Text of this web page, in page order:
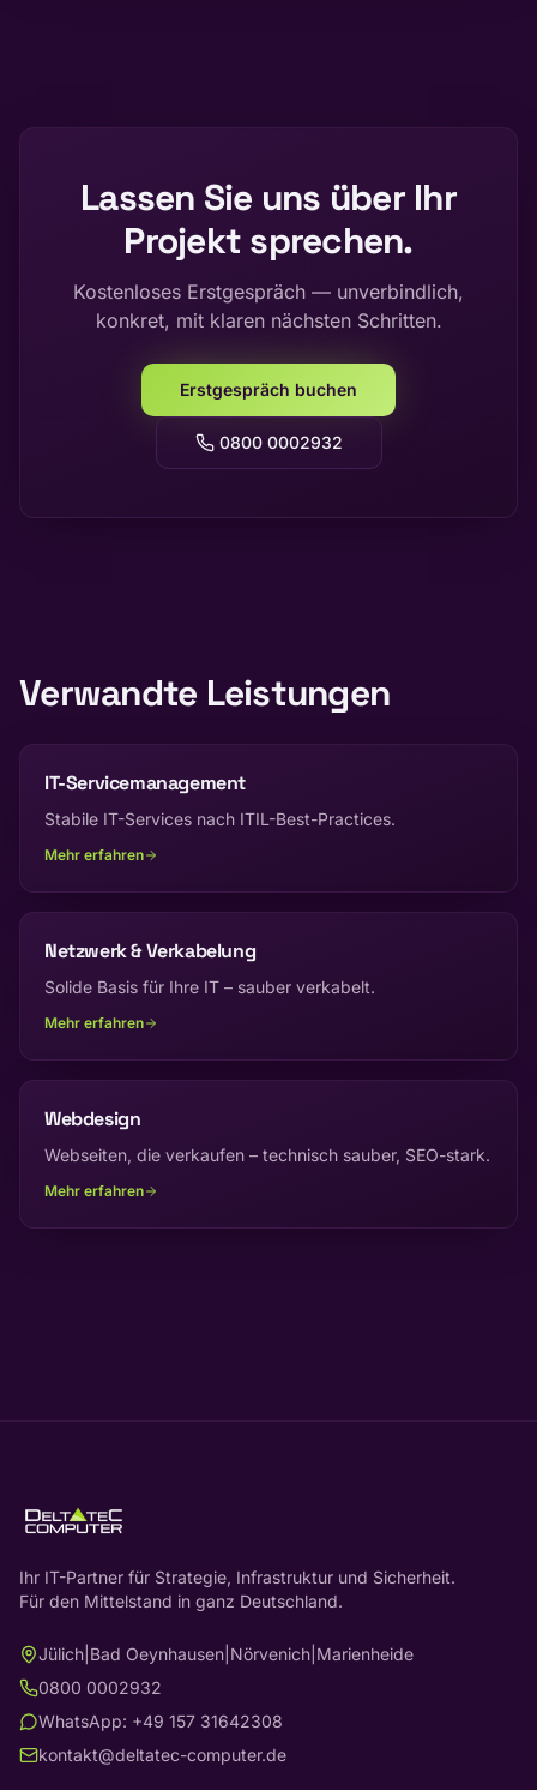
Lassen Sie uns über Ihr
Projekt sprechen.
Kostenloses Erstgespräch — unverbindlich,
konkret, mit klaren nächsten Schritten.
Erstgespräch buchen
0800 0002932
Verwandte Leistungen
IT-Servicemanagement
Stabile IT-Services nach ITIL-Best-Practices.
Mehr erfahren
Netzwerk & Verkabelung
Solide Basis für Ihre IT – sauber verkabelt.
Mehr erfahren
Webdesign
Webseiten, die verkaufen – technisch sauber, SEO-stark.
Mehr erfahren
Ihr IT-Partner für Strategie, Infrastruktur und Sicherheit.
Für den Mittelstand in ganz Deutschland.
Jülich Bad Oeynhausen Nörvenich Marienheide
0800 0002932
WhatsApp: +49 157 31642308
kontakt@deltatec-computer.de